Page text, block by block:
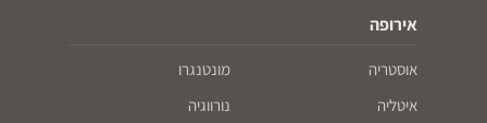
אירופה
אוסטריה
איטליה
מונטנגרו
נורווגיה